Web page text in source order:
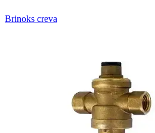
Brinoks creva